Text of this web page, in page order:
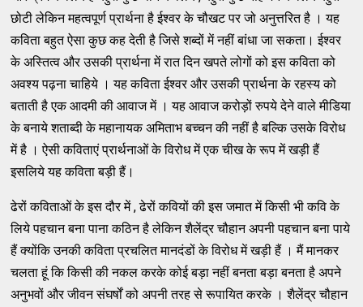
छोटी लेकिन महत्वपूर्ण प्रार्थना है ईश्वर के चौखट पर जो अनुत्तरित है । यह
कविता बहुत ऐसा कुछ कह देती है जिसे शब्दों में नहीं बांधा जा सकता। ईश्वर
के अस्तित्व और उसकी प्रार्थना में रात दिन खपते लोगों को इस कविता को
अवश्य पढ़ना चाहिये । यह कविता ईश्वर और उसकी प्रार्थना के रहस्य को
बताती है एक आदमी की आवाज में । यह आवाज करोड़ों रुपये देने वाले मीडिया
के बनाये शताब्दी के महानायक अमिताभ बच्चन की नहीं है बल्कि उसके विरोध
में है । ऐसी कविताएं प्रार्थनाओं के विरोध में एक चीख के रूप में खड़ी हैं
इसलिये यह कविता बड़ी हैं।
ढेरों कविताओं के इस दौर में , ढेरों कवियों की इस जमात में किसी भी कवि के
लिये पहचान बना पाना कठिन है लेकिन शैलेंद्र चौहान अपनी पहचान बना पाये
हैं क्योंकि उनकी कविता प्रचलित मानदंडों के विरोध में खड़ी हैं । मैं मानकर
चलता हूं कि किसी की नकल करके कोई बड़ा नहीं बनता बड़ा बनता है अपने
अनुभवों और जीवन संघर्षों को अपनी तरह से रूपायित करके । शैलेंद्र चौहान